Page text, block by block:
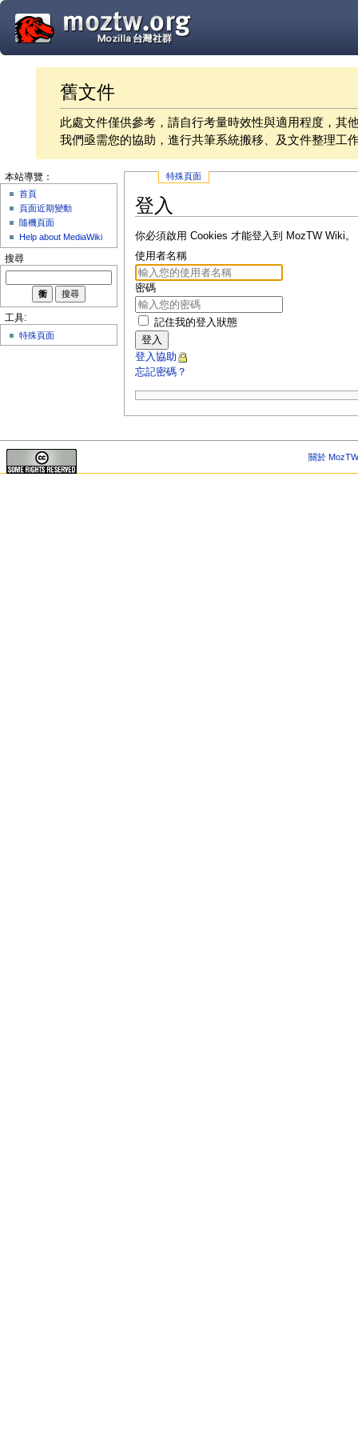
舊文件
此處文件僅供參考，請自行考量時效性與適用程度，其
我們亟需您的協助，進行共筆系統搬移、及文件整理工
特殊頁面
登入
你必須啟用 Cookies 才能登入到 MozTW Wiki。
使用者名稱
密碼
記住我的登入狀態
登入
登入協助
忘記密碼？
本站導覽：
首頁
頁面近期變動
隨機頁面
Help about MediaWiki
搜尋
工具:
特殊頁面
關於